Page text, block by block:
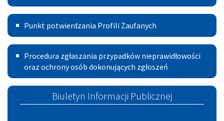
z
sesji
Rady
Miejskiej
Szczucinie
ogólny
Gminy
Szczucin
Punkt
potwierdzania
Profili
Zaufanych
Punkt potwierdzania Profili Zaufanych
Procedura
zgłoszeń
Procedura zgłaszania przypadków nieprawidłowości
oraz ochrony osób dokonujących zgłoszeń
Biuletyn Informacji Publicznej